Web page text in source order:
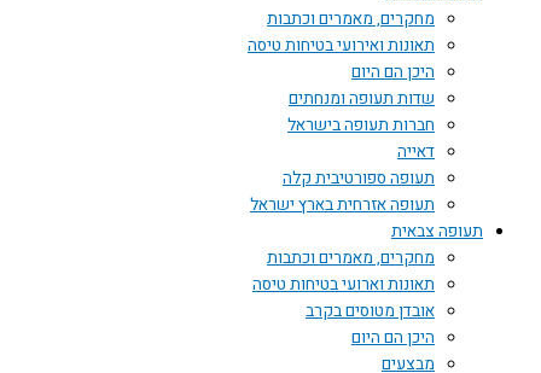
מחקרים, מאמרים וכתבות
תאונות ואירועי בטיחות טיסה
היכן הם היום
שדות תעופה ומנחתים
חברות תעופה בישראל
דאייה
תעופה ספורטיבית קלה
תעופה אזרחית בארץ ישראל
תעופה צבאית
מחקרים, מאמרים וכתבות
תאונות וארועי בטיחות טיסה
אובדן מטוסים בקרב
היכן הם היום
מבצעים